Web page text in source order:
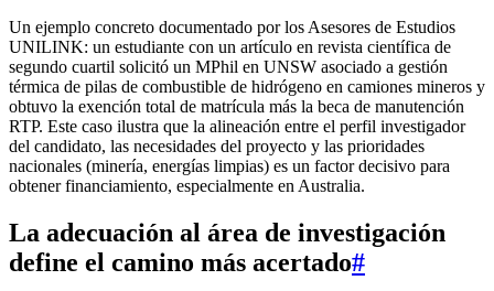
Un ejemplo concreto documentado por los Asesores de Estudios
UNILINK: un estudiante con un artículo en revista científica de
segundo cuartil solicitó un MPhil en UNSW asociado a gestión
térmica de pilas de combustible de hidrógeno en camiones mineros y
obtuvo la exención total de matrícula más la beca de manutención
RTP. Este caso ilustra que la alineación entre el perfil investigador
del candidato, las necesidades del proyecto y las prioridades
nacionales (minería, energías limpias) es un factor decisivo para
obtener financiamiento, especialmente en Australia.
La adecuación al área de investigación
define el camino más acertado#